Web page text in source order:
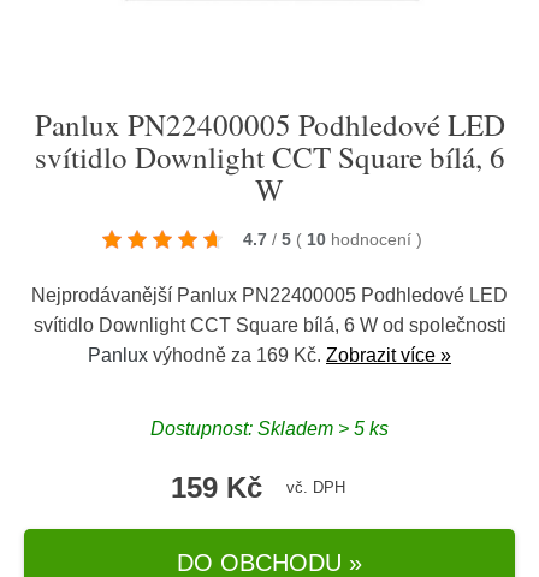
Panlux PN22400005 Podhledové LED
svítidlo Downlight CCT Square bílá, 6
W
4.7 / 5 ( 10 hodnocení )
Nejprodávanější Panlux PN22400005 Podhledové LED
svítidlo Downlight CCT Square bílá, 6 W od společnosti
Panlux výhodně za 169 Kč. Zobrazit více »
Dostupnost: Skladem > 5 ks
159 Kč vč. DPH
DO OBCHODU »